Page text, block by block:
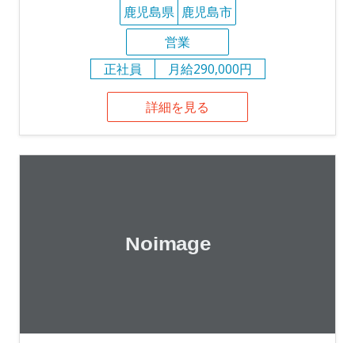
鹿児島県 鹿児島市
営業
正社員
月給290,000円
詳細を見る